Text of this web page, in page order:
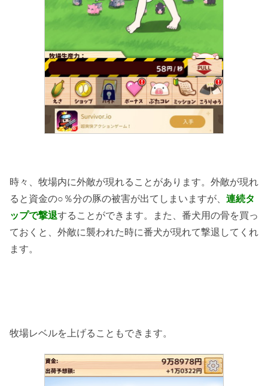
時々、牧場内に外敵が現れることがあります。外敵が現れ
ると資金の○％分の豚の被害が出てしまいますが、 連続タ
ップで撃退することができます。また、番犬用の骨を買っ
ておくと、外敵に襲われた時に番犬が現れて撃退してくれ
ます。
牧場レベルを上げることもできます。